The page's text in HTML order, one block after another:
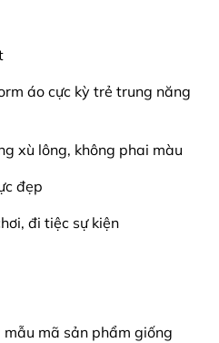
áo cực kỳ trẻ trung năng
xù lông, không phai màu
đẹp
đi tiệc sự kiện
mã sản phẩm giống